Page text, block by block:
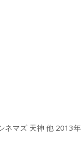
ネマズ 天神 他 2013